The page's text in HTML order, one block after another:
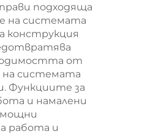
подходяща
на системата
конструкция
от
на системата
Функциите за
и намалени
мощни
работа и